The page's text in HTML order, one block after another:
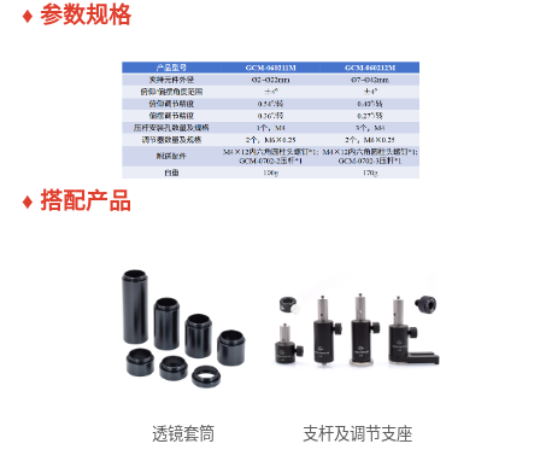
♦ 参数规格
♦ 搭配产品
透镜套筒 支杆及调节支座